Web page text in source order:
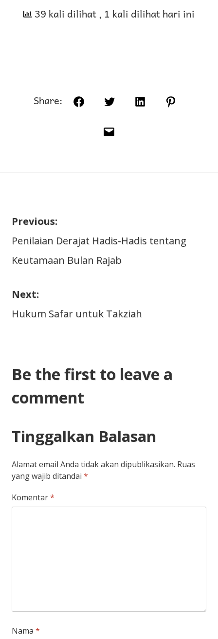
39 kali dilihat, 1 kali dilihat hari ini
Share: FacebookTwitterLinkedInPinterest
Email
Navigasi
pos
Previous:
Penilaian Derajat Hadis-Hadis tentang
Keutamaan Bulan Rajab
Next:
Hukum Safar untuk Takziah
Be the first to leave a
comment
Tinggalkan Balasan
Alamat email Anda tidak akan dipublikasikan. Ruas
yang wajib ditandai *
Komentar*
Nama *